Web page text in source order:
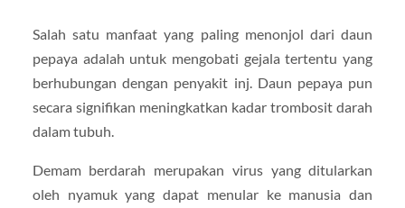
Salah satu manfaat yang paling menonjol dari daun
pepaya adalah untuk mengobati gejala tertentu yang
berhubungan dengan penyakit inj. Daun pepaya pun
secara signifikan meningkatkan kadar trombosit darah
dalam tubuh.
Demam berdarah merupakan virus yang ditularkan
oleh nyamuk yang dapat menular ke manusia dan